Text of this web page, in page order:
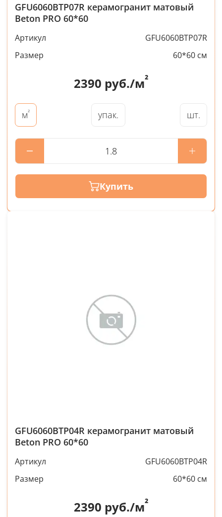
GFU6060BTP07R керамогранит матовый
Beton PRO 60*60
Артикул
GFU6060BTP07R
Размер
60*60 см
2390 руб./м²
м² упак. шт.
Купить
GFU6060BTP04R керамогранит матовый
Beton PRO 60*60
Артикул
GFU6060BTP04R
Размер
60*60 см
2390 руб./м²